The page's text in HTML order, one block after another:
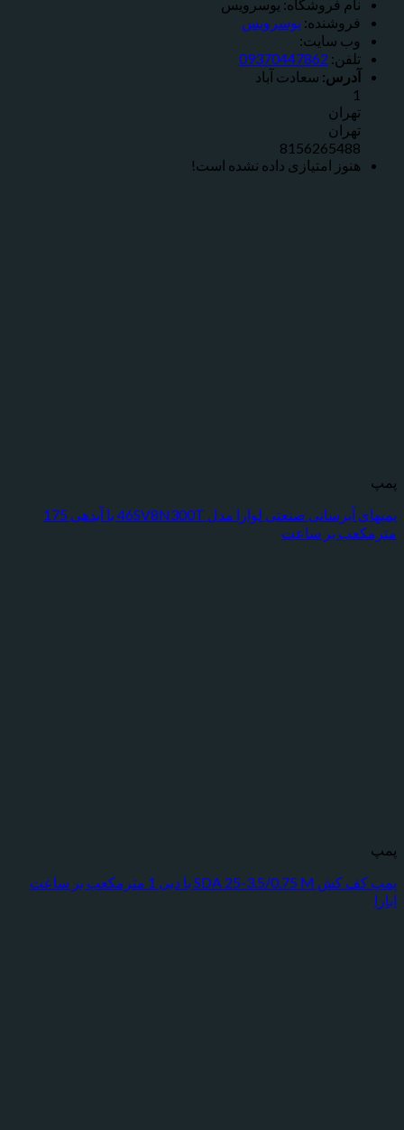
فروشگاه: یوسرویس
یوسرویس
سایت:
09370447862
سعادت آباد
امتیازی داده نشده است!
پمپهای آبرسانی صنعتی لوارا مدل 46SV8N300T با آبدهی 175
بر ساعت
پمپ کف کش SDA 25-3.5/0.75 M با دبی 1 مترمکعب بر ساعت